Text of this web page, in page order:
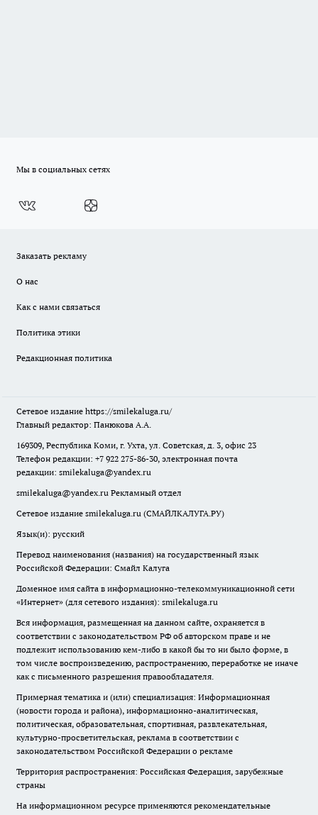
Мы в социальных сетях
Заказать рекламу
О нас
Как с нами связаться
Политика этики
Редакционная политика
Сетевое издание https://smilekaluga.ru/
Главный редактор: Панюкова А.А.
169309, Республика Коми, г. Ухта, ул. Советская, д. 3, офис 23
Телефон редакции: +7 922 275-86-30, электронная почта
редакции: smilekaluga@yandex.ru
smilekaluga@yandex.ru Рекламный отдел
Сетевое издание smilekaluga.ru (СМАЙЛКАЛУГА.РУ)
Язык(и): русский
Перевод наименования (названия) на государственный язык
Российской Федерации: Смайл Калуга
Доменное имя сайта в информационно-телекоммуникационной сети
«Интернет» (для сетевого издания): smilekaluga.ru
Вся информация, размещенная на данном сайте, охраняется в
соответствии с законодательством РФ об авторском праве и не
подлежит использованию кем-либо в какой бы то ни было форме, в
том числе воспроизведению, распространению, переработке не иначе
как с письменного разрешения правообладателя.
Примерная тематика и (или) специализация: Информационная
(новости города и района), информационно-аналитическая,
политическая, образовательная, спортивная, развлекательная,
культурно-просветительская, реклама в соответствии с
законодательством Российской Федерации о рекламе
Территория распространения: Российская Федерация, зарубежные
страны
На информационном ресурсе применяются рекомендательные